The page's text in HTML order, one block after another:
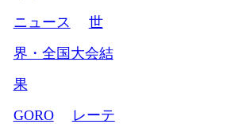
ニュース
世
界・全国大会結
果
GORO
レーテ